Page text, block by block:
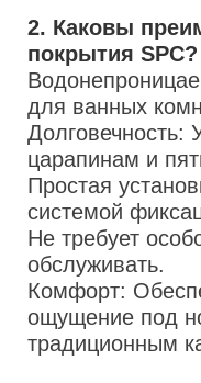
2. Каковы
покрытия SPC?
для ванных
Долговечность:
царапинам и
Простая
системой
Не требует
обслуживать.
Комфорт:
ощущение под
традиционным